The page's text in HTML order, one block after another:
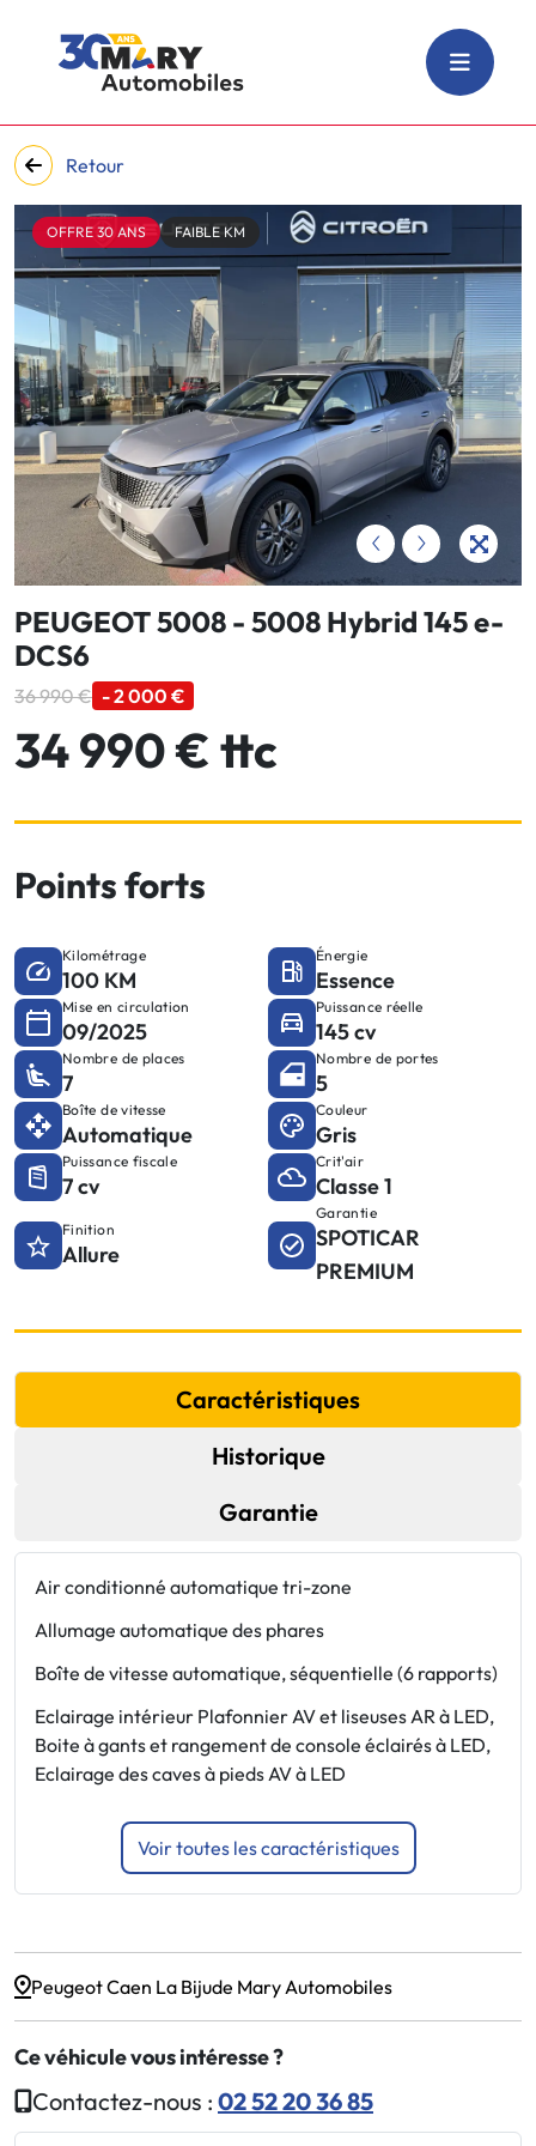
Retour
‹ ›
OFFRE 30 ANS FAIBLE KM
PEUGEOT 5008 - 5008 Hybrid 145 e-
DCS6
36 990 € - 2 000 €
34 990 € ttc
Points forts
Kilométrage
100 KM
Énergie
Essence
Mise en circulation
09/2025
Puissance réelle
145 cv
Nombre de places
7
Nombre de portes
5
Boîte de vitesse
Automatique
Couleur
Gris
Puissance fiscale
7 cv
Crit'air
Classe 1
Finition
Allure
Garantie
SPOTICAR
PREMIUM
Caractéristiques
Historique
Garantie
Air conditionné automatique tri-zone
Allumage automatique des phares
Boîte de vitesse automatique, séquentielle (6 rapports)
Eclairage intérieur Plafonnier AV et liseuses AR à LED,
Boite à gants et rangement de console éclairés à LED,
Eclairage des caves à pieds AV à LED
Voir toutes les caractéristiques
Peugeot Caen La Bijude Mary Automobiles
Ce véhicule vous intéresse ?
Contactez-nous : 02 52 20 36 85